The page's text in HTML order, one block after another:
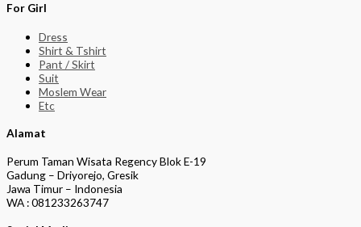
For Girl
Dress
Shirt & Tshirt
Pant / Skirt
Suit
Moslem Wear
Etc
Alamat
Perum Taman Wisata Regency Blok E-19
Gadung – Driyorejo, Gresik
Jawa Timur – Indonesia
WA : 081233263747